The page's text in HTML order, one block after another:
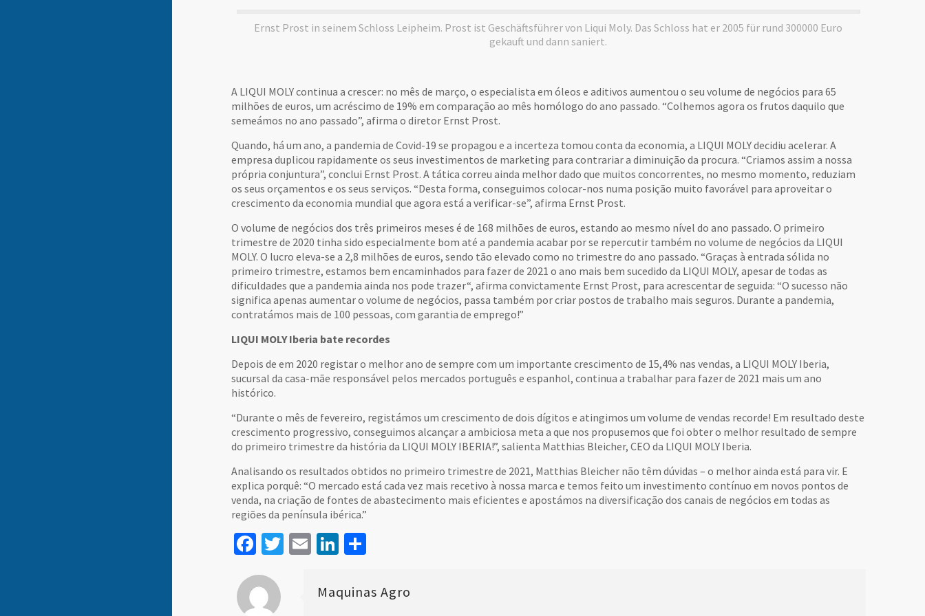
Ernst Prost in seinem Schloss Leipheim. Prost ist Geschäftsführer von Liqui Moly. Das Schloss hat er 2005 für rund 300000 Euro
gekauft und dann saniert.
A LIQUI MOLY continua a crescer: no mês de março, o especialista em óleos e aditivos aumentou o seu volume de negócios para 65
milhões de euros, um acréscimo de 19% em comparação ao mês homólogo do ano passado. “Colhemos agora os frutos daquilo que
semeámos no ano passado”, afirma o diretor Ernst Prost.
Quando, há um ano, a pandemia de Covid-19 se propagou e a incerteza tomou conta da economia, a LIQUI MOLY decidiu acelerar. A
empresa duplicou rapidamente os seus investimentos de marketing para contrariar a diminuição da procura. “Criamos assim a nossa
própria conjuntura”, conclui Ernst Prost. A tática correu ainda melhor dado que muitos concorrentes, no mesmo momento, reduziam
os seus orçamentos e os seus serviços. “Desta forma, conseguimos colocar-nos numa posição muito favorável para aproveitar o
crescimento da economia mundial que agora está a verificar-se”, afirma Ernst Prost.
O volume de negócios dos três primeiros meses é de 168 milhões de euros, estando ao mesmo nível do ano passado. O primeiro
trimestre de 2020 tinha sido especialmente bom até a pandemia acabar por se repercutir também no volume de negócios da LIQUI
MOLY. O lucro eleva-se a 2,8 milhões de euros, sendo tão elevado como no trimestre do ano passado. “Graças à entrada sólida no
primeiro trimestre, estamos bem encaminhados para fazer de 2021 o ano mais bem sucedido da LIQUI MOLY, apesar de todas as
dificuldades que a pandemia ainda nos pode trazer“, afirma convictamente Ernst Prost, para acrescentar de seguida: “O sucesso não
significa apenas aumentar o volume de negócios, passa também por criar postos de trabalho mais seguros. Durante a pandemia,
contratámos mais de 100 pessoas, com garantia de emprego!”
LIQUI MOLY Iberia bate recordes
Depois de em 2020 registar o melhor ano de sempre com um importante crescimento de 15,4% nas vendas, a LIQUI MOLY Iberia,
sucursal da casa-mãe responsável pelos mercados português e espanhol, continua a trabalhar para fazer de 2021 mais um ano
histórico.
“Durante o mês de fevereiro, registámos um crescimento de dois dígitos e atingimos um volume de vendas recorde! Em resultado deste
crescimento progressivo, conseguimos alcançar a ambiciosa meta a que nos propusemos que foi obter o melhor resultado de sempre
do primeiro trimestre da história da LIQUI MOLY IBERIA!”, salienta Matthias Bleicher, CEO da LIQUI MOLY Iberia.
Analisando os resultados obtidos no primeiro trimestre de 2021, Matthias Bleicher não têm dúvidas – o melhor ainda está para vir. E
explica porquê: “O mercado está cada vez mais recetivo à nossa marca e temos feito um investimento contínuo em novos pontos de
venda, na criação de fontes de abastecimento mais eficientes e apostámos na diversificação dos canais de negócios em todas as
regiões da península ibérica.”
Facebook
Twitter
EmailLinkedIn
Maquinas Agro